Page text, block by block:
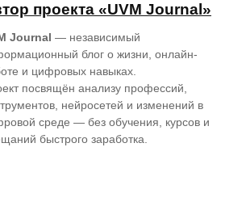
проекта «UVM Journal»
Journal — независимый
блог о жизни, онлайн-
и цифровых навыках.
посвящён анализу профессий,
нейросетей и изменений в
среде — без обучения, курсов и
быстрого заработка.